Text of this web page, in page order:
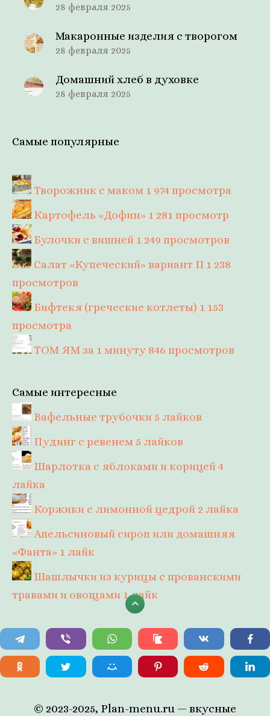
28 февраля 2025
Макаронные изделия с творогом
28 февраля 2025
Домашний хлеб в духовке
28 февраля 2025
Самые популярные
Творожник с маком 1 974 просмотра
Картофель «Дофин» 1 281 просмотр
Булочки с вишней 1 249 просмотров
Салат «Купеческий» вариант II 1 238
просмотров
Бифтекя (греческие котлеты) 1 153
просмотра
ТОМ ЯМ за 1 минуту 846 просмотров
Самые интересные
Вафельные трубочки 5 лайков
Пудинг с ревенем 5 лайков
Шарлотка с яблоками и корицей4
лайка
Коржики с лимонной цедрой 2 лайка
Апельсиновый сироп или домашняя
«Фанта» 1 лайк
Шашлычки из курицы с прованскими
травами и овощами 1 лайк
© 2023-2025, Plan-menu.ru — вкусные